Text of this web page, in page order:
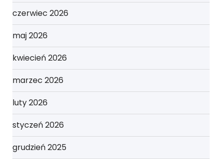
czerwiec 2026
maj 2026
kwiecień 2026
marzec 2026
luty 2026
styczeń 2026
grudzień 2025